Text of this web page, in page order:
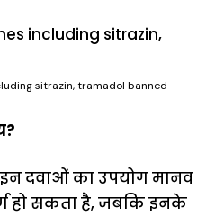
sitrazin, tramadol banned
दवाओं का उपयोग मानव
हो सकता है, जबकि इनके